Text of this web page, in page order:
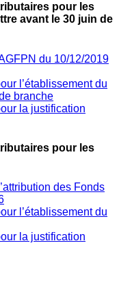
pour les
avant le 30 juin de
du 10/12/2019
l’établissement du
branche
la justification
pour les
des Fonds
l’établissement du
la justification